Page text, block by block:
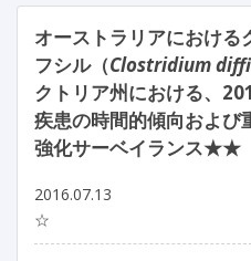
オーストラリアにおける
フシル（Clostridium
クトリア州における、
疾患の時間的傾向および
強化サーベイランス★★
2016.07.13
☆